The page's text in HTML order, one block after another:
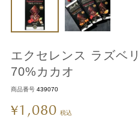
エクセレンス ラズベ
70%カカオ
商品番号 439070
¥1,080 税込